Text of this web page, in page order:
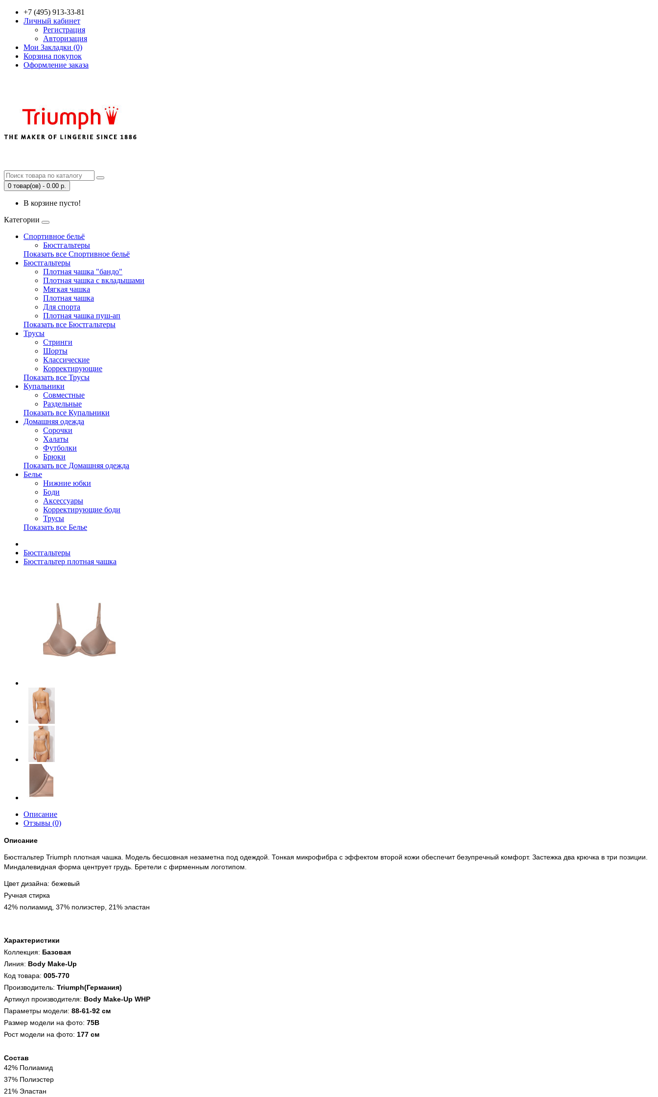
+7 (495) 913-33-81
Личный кабинет
Регистрация
Авторизация
Мои Закладки (0)
Корзина покупок
Оформление заказа
0 товар(ов) - 0.00 р.
В корзине пусто!
Категории
Спортивное бельё
Бюстгальтеры
Показать все Спортивное бельё
Бюстгальтеры
Плотная чашка "бандо"
Плотная чашка с вкладышами
Мягкая чашка
Плотная чашка
Для спорта
Плотная чашка пуш-ап
Показать все Бюстгальтеры
Трусы
Стринги
Шорты
Классические
Корректирующие
Показать все Трусы
Купальники
Совместные
Раздельные
Показать все Купальники
Домашняя одежда
Сорочки
Халаты
Футболки
Брюки
Показать все Домашняя одежда
Белье
Нижние юбки
Боди
Аксессуары
Корректирующие боди
Трусы
Показать все Белье
Бюстгальтеры
Бюстгальтер плотная чашка
Описание
Отзывы (0)
Описание
Бюстгальтер Triumph плотная чашка. Модель бесшовная незаметна под одеждой. Тонкая микрофибра с эффектом второй кожи обеспечит безупречный комфорт. Застежка два крючка в три позиции.
Миндалевидная форма центрует грудь. Бретели с фирменным логотипом.
Цвет дизайна: бежевый
Ручная стирка
42% полиамид, 37% полиэстер, 21% эластан
Характеристики
Коллекция: Базовая
Линия: Body Make-Up
Код товара: 005-770
Производитель: Triumph(Германия)
Артикул производителя: Body Make-Up WHP
Параметры модели: 88-61-92 см
Размер модели на фото: 75B
Рост модели на фото: 177 см
Состав
42% Полиамид
37% Полиэстер
21% Эластан